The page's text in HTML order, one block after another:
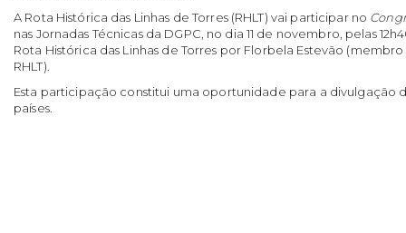
A Rota Histórica das Linhas de Torres (RHLT) vai participar no
nas Jornadas Técnicas da DGPC, no dia 11 de novembro, pelas
Rota Histórica das Linhas de Torres por Florbela Estevão
RHLT).
Esta participação constitui uma oportunidade para a divulgação
países.